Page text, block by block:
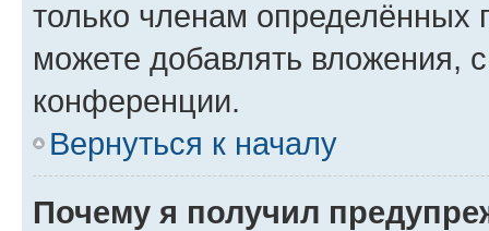
только членам определённых
можете добавлять вложения,
конференции.
Вернуться к началу
Почему я получил